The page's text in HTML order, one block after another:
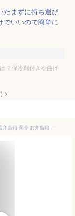
たまずに持ち運び
でいいので簡単に
？保冷剤付きや曲げ
>
弁当箱 保温 700ml ランタス カフェ丼 縦型 （ 保温弁当箱 保冷 お弁当箱 丼 食洗機対応 レンジ対応 食洗機OK レンジOK 3段 三段 弁当 丼ぶり 大容量 真空断熱構造 ステンレス 保温ランチボックス ）【3980円以上送料無料】